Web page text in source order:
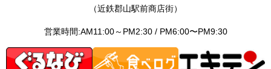
（近鉄郡山駅前商店街）
営業時間:AM11:00～PM2:30 / PM6:00〜PM9:30